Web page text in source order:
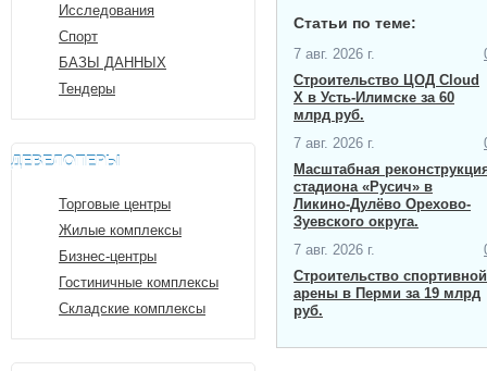
Исследования
Спорт
БАЗЫ ДАННЫХ
Тендеры
ДЕВЕЛОПЕРЫ
Торговые центры
Жилые комплексы
Бизнес-центры
Гостиничные комплексы
Складские комплексы
Статьи по теме:
7 авг. 2026 г.
Строительство ЦОД Cloud
X в Усть-Илимске за 60
млрд руб.
7 авг. 2026 г.
Масштабная
стадиона «Русич» в
Ликино-Дулёво Орехово-
Зуевского округа.
7 авг. 2026 г.
Строительство спортивной
арены в Перми за 19 млрд
руб.